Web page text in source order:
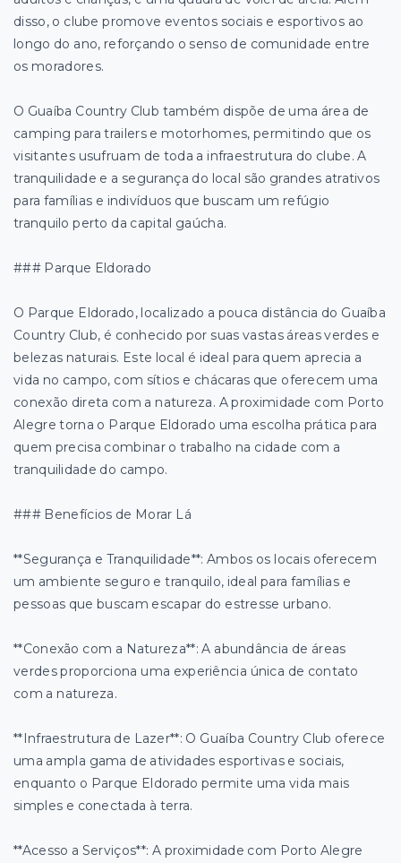
disso, o clube promove eventos sociais e esportivos ao
longo do ano, reforçando o senso de comunidade entre
os moradores.
O Guaíba Country Club também dispõe de uma área de
camping para trailers e motorhomes, permitindo que os
visitantes usufruam de toda a infraestrutura do clube. A
tranquilidade e a segurança do local são grandes atrativos
para famílias e indivíduos que buscam um refúgio
tranquilo perto da capital gaúcha.
### Parque Eldorado
O Parque Eldorado, localizado a pouca distância do Guaíba
Country Club, é conhecido por suas vastas áreas verdes e
belezas naturais. Este local é ideal para quem aprecia a
vida no campo, com sítios e chácaras que oferecem uma
conexão direta com a natureza. A proximidade com Porto
Alegre torna o Parque Eldorado uma escolha prática para
quem precisa combinar o trabalho na cidade com a
tranquilidade do campo.
### Benefícios de Morar Lá
**Segurança e Tranquilidade**: Ambos os locais oferecem
um ambiente seguro e tranquilo, ideal para famílias e
pessoas que buscam escapar do estresse urbano.
**Conexão com a Natureza**: A abundância de áreas
verdes proporciona uma experiência única de contato
com a natureza.
**Infraestrutura de Lazer**: O Guaíba Country Club oferece
uma ampla gama de atividades esportivas e sociais,
enquanto o Parque Eldorado permite uma vida mais
simples e conectada à terra.
**Acesso a Serviços**: A proximidade com Porto Alegre